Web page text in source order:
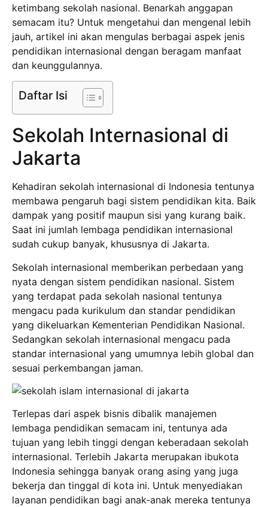
ketimbang sekolah nasional. Benarkah anggapan
semacam itu? Untuk mengetahui dan mengenal lebih
jauh, artikel ini akan mengulas berbagai aspek jenis
pendidikan internasional dengan beragam manfaat
dan keunggulannya.
Daftar Isi
Sekolah Internasional di
Jakarta
Kehadiran sekolah internasional di Indonesia tentunya
membawa pengaruh bagi sistem pendidikan kita. Baik
dampak yang positif maupun sisi yang kurang baik.
Saat ini jumlah lembaga pendidikan internasional
sudah cukup banyak, khususnya di Jakarta.
Sekolah internasional memberikan perbedaan yang
nyata dengan sistem pendidikan nasional. Sistem
yang terdapat pada sekolah nasional tentunya
mengacu pada kurikulum dan standar pendidikan
yang dikeluarkan Kementerian Pendidikan Nasional.
Sedangkan sekolah internasional mengacu pada
standar internasional yang umumnya lebih global dan
sesuai perkembangan jaman.
Terlepas dari aspek bisnis dibalik manajemen
lembaga pendidikan semacam ini, tentunya ada
tujuan yang lebih tinggi dengan keberadaan sekolah
internasional. Terlebih Jakarta merupakan ibukota
Indonesia sehingga banyak orang asing yang juga
bekerja dan tinggal di kota ini. Untuk menyediakan
layanan pendidikan bagi anak-anak mereka tentunya